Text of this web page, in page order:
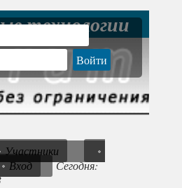
технологии
Участники
Вход
Сегодня: